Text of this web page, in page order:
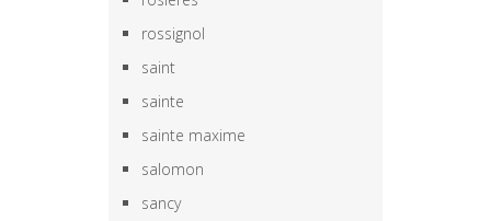
rossignol
saint
sainte
sainte maxime
salomon
sancy